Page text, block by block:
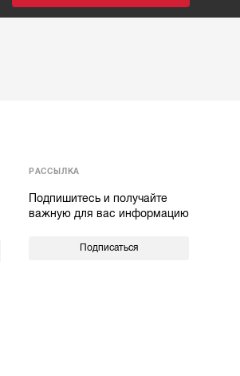
РАССЫЛКА
Подпишитесь и получайте
важную для вас информацию
Подписаться